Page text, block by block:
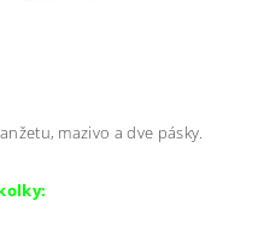
mazivo a dve pásky.